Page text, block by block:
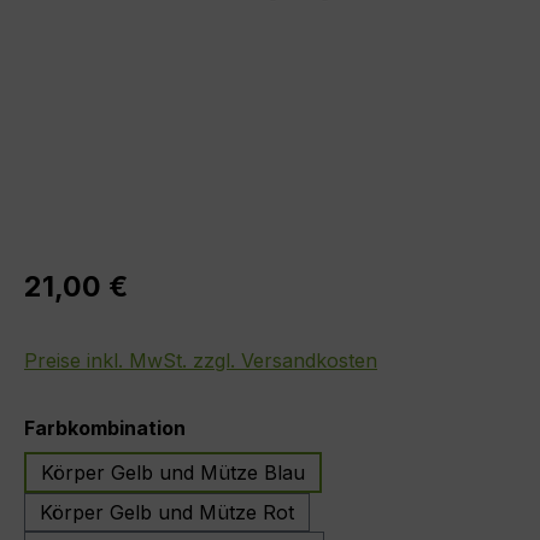
Regulärer Preis:
21,00 €
Preise inkl. MwSt. zzgl. Versandkosten
Farbkombination
Körper Gelb und Mütze Blau
Körper Gelb und Mütze Rot